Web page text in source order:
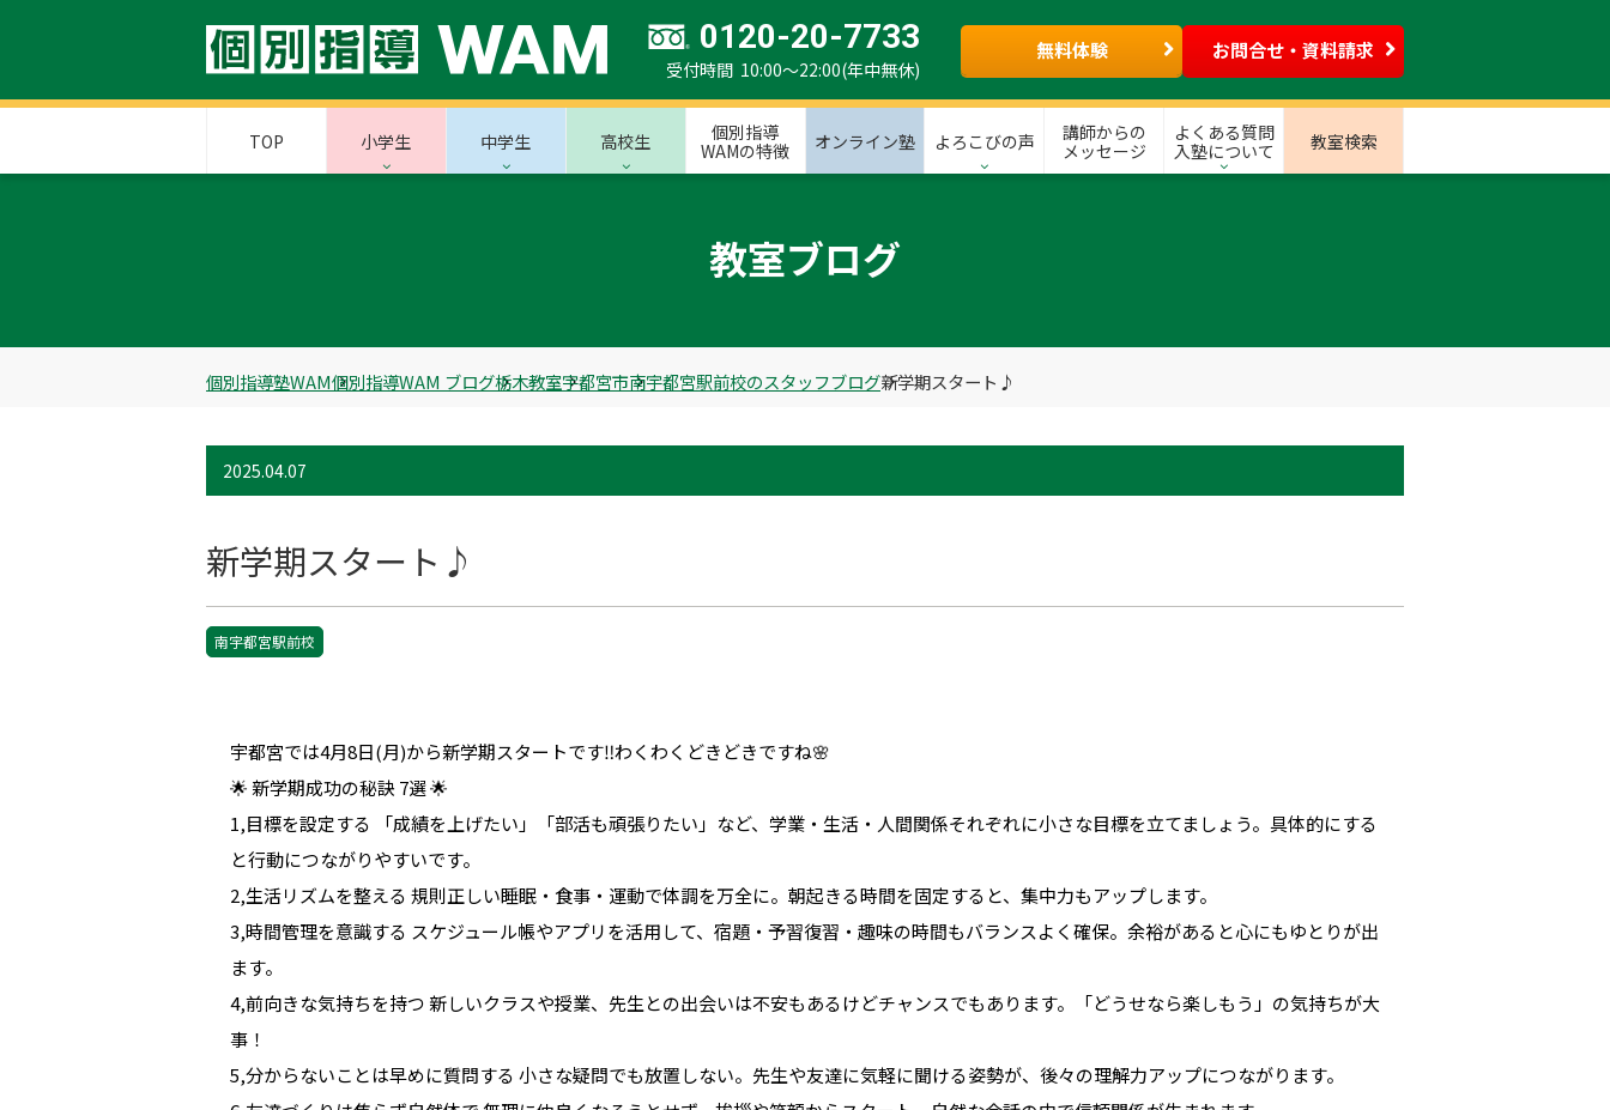
0120-20-7733
受付時間 10:00～22:00(年中無休)
無料体験 お問合せ・資料請求
TOP 小学生 中学生 高校生
個別指導
WAMの特徴
オンライン塾 よろこびの声
講師からの
メッセージ
よくある質問
入塾について
教室検索
教室ブログ
個別指導塾WAM個別指導WAM ブログ栃木教室宇都宮市南宇都宮駅前校のスタッフブログ新学期スタート♪
2025.04.07
新学期スタート♪
南宇都宮駅前校
宇都宮では4月8日(月)から新学期スタートです‼わくわくどきどきですね🌸
🌟 新学期成功の秘訣 7選 🌟
1,目標を設定する 「成績を上げたい」「部活も頑張りたい」など、学業・生活・人間関係それぞれに小さな目標を立てましょう。具体的にする
と行動につながりやすいです。
2,生活リズムを整える 規則正しい睡眠・食事・運動で体調を万全に。朝起きる時間を固定すると、集中力もアップします。
3,時間管理を意識する スケジュール帳やアプリを活用して、宿題・予習復習・趣味の時間もバランスよく確保。余裕があると心にもゆとりが出
ます。
4,前向きな気持ちを持つ 新しいクラスや授業、先生との出会いは不安もあるけどチャンスでもあります。「どうせなら楽しもう」の気持ちが大
事！
5,分からないことは早めに質問する 小さな疑問でも放置しない。先生や友達に気軽に聞ける姿勢が、後々の理解力アップにつながります。